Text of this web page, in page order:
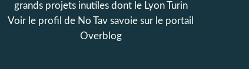
grands projets inutiles dont le Lyon Turin
Voir le profil de No Tav savoie sur le portail
Overblog